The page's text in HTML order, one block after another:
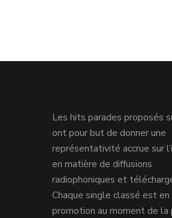
Les hits parades proposés
ont pour but de donner une
représentativité accrue sur
en matière de diffusions
radiophoniques et
Chaque single classé est en
promotion au moment de la